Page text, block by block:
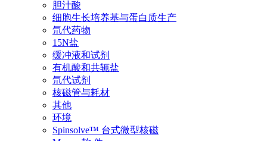
胆汁酸
细胞生长培养基与蛋白质生产
氘代药物
15N盐
缓冲液和试剂
有机酸和共轭盐
氘代试剂
核磁管与耗材
其他
环境
Spinsolve™ 台式微型核磁